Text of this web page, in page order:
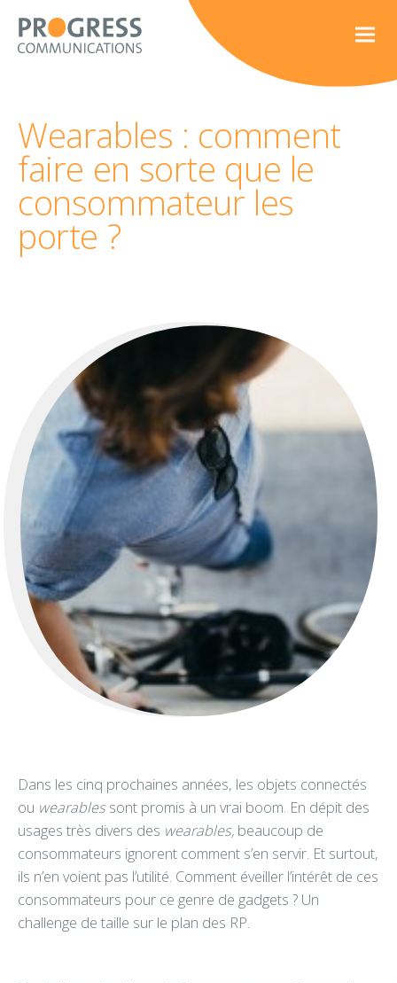
Wearables : comment
faire en sorte que le
consommateur les
porte ?
Dans les cinq prochaines années, les objets connectés
ou wearablessont promis à un vrai boom. En dépit des
usages très divers des wearables, beaucoup de
consommateurs ignorent comment s’en servir. Et surtout,
ils n’en voient pas l’utilité. Comment éveiller l’intérêt de ces
consommateurs pour ce genre de gadgets ? Un
challenge de taille sur le plan des RP.